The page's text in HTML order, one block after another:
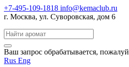
+7-495-109-1818 info@kemaclub.ru
г. Москва, ул. Суворовская, дом 6
Поиск:
Ваш запрос обрабатывается,
Rus Eng